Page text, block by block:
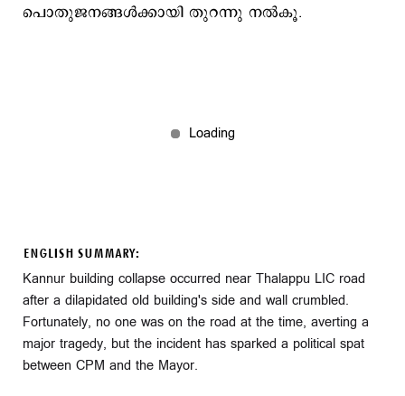
പൊതുജനങ്ങൾക്കായി തുറന്നു നൽകൂ.
ENGLISH SUMMARY:
Kannur building collapse occurred near Thalappu LIC road
after a dilapidated old building's side and wall crumbled.
Fortunately, no one was on the road at the time, averting a
major tragedy, but the incident has sparked a political spat
between CPM and the Mayor.